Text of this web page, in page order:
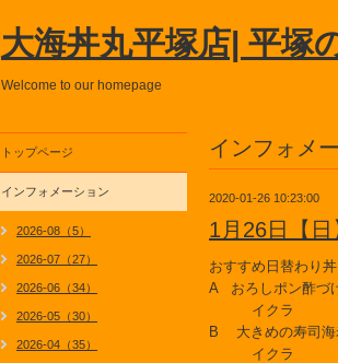
大海丼丸平塚店| 平塚
Welcome to our homepage
インフォメ
2020-01-26 10:23:00
1月26日【
おすすめ日替わり丼
A おろしポン酢づ
イクラ
B 大きめの寿司
イクラ
トップページ
インフォメーション
2026-08（5）
2026-07（27）
2026-06（34）
2026-05（30）
2026-04（35）